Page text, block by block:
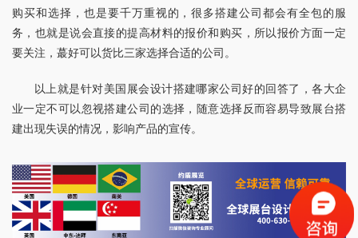
购买和选择，也是要千万重视的，很多搭建公司都会有全包的服
务，也就是说会直接的提高材料的报价和购买，所以报价方面一定
要关注，蕞好可以货比三家选择合适的公司。
以上就是针对美国展会设计搭建哪家公司好的回答了，各大企
业一定不可以忽视搭建公司的选择，随意选择反而容易导致展台搭
建出现失误的情况，影响产品的宣传。